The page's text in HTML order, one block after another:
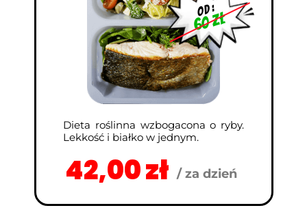
/ za dzień
42,00 zł
od :
60 zł
Dieta roślinna wzbogacona o ryby.
Lekkość i białko w jednym.